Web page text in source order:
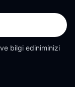
bilgi ediniminizi